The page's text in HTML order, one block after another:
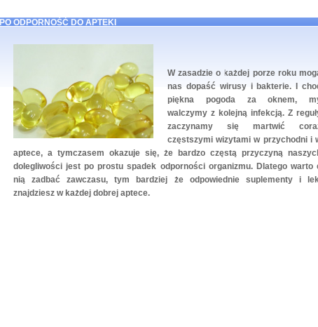
PO ODPORNOŚĆ DO APTEKI
W zasadzie o każdej porze roku
nas dopaść wirusy i bakterie. I
piękna pogoda za oknem,
walczymy z kolejną infekcją. Z
zaczynamy się martwić
częstszymi wizytami w przychodni i
aptece, a tymczasem okazuje się, że bardzo częstą przyczyną
dolegliwości jest po prostu spadek odporności organizmu. Dlatego warto
nią zadbać zawczasu, tym bardziej że odpowiednie suplementy i
znajdziesz w każdej dobrej aptece.